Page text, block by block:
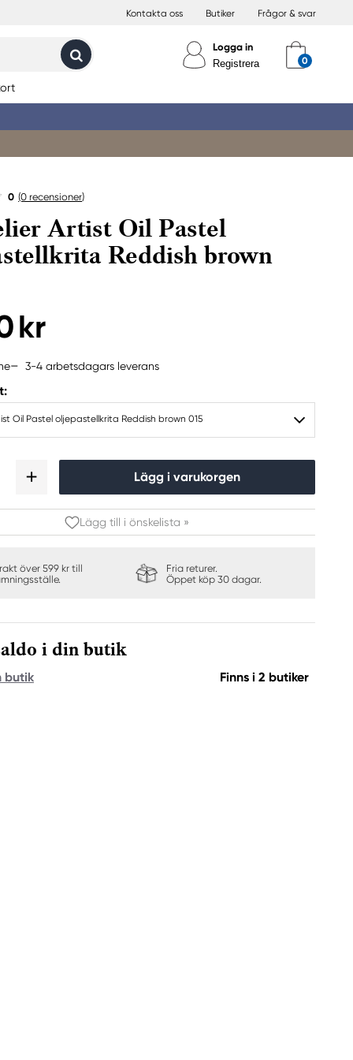
Kontakta oss Butiker Frågor & svar
Logga in
Registrera
0 (0 recensioner)
Artist Oil Pastel
Reddish brown
kr
3-4 arbetsdagars leverans
Oil Pastel oljepastellkrita Reddish brown 015
Lägg i varukorgen
Lägg till i önskelista »
över 599 kr till
Fria returer.
Öppet köp 30 dagar.
i din butik
butik Finns i 2 butiker